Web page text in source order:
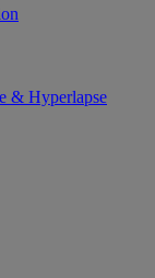
& Hyperlapse